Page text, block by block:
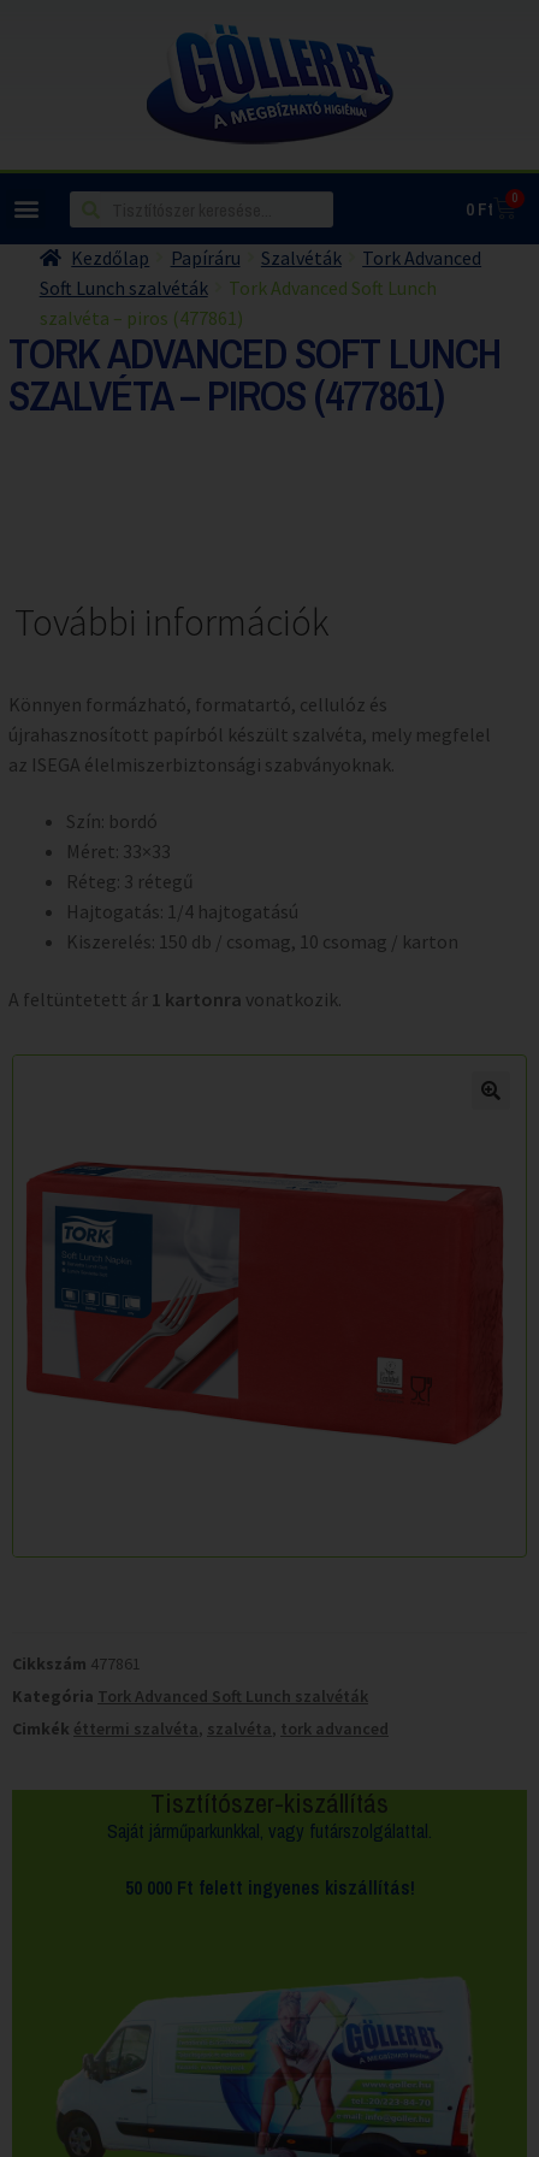
0Ft 0
Kezdőlap Papíráru Szalvéták
Tork Advanced
Soft Lunch szalvéták
Tork Advanced Soft Lunch
szalvéta – piros (477861)
TORK ADVANCED SOFT LUNCH
SZALVÉTA – PIROS (477861)
További információk
Könnyen formázható, formatartó, cellulóz és
újrahasznosított papírból készült szalvéta, mely megfelel
az ISEGA élelmiszerbiztonsági szabványoknak.
Szín: bordó
Méret: 33×33
Réteg: 3 rétegű
Hajtogatás: 1/4 hajtogatású
Kiszerelés: 150 db / csomag, 10 csomag / karton
A feltüntetett ár 1 kartonra vonatkozik.
Cikkszám 477861
Kategória Tork Advanced Soft Lunch szalvéták
Cimkék éttermi szalvéta, szalvéta, tork advanced
Tisztítószer-kiszállítás
Saját járműparkunkkal, vagy futárszolgálattal.
50 000 Ft felett ingyenes kiszállítás!